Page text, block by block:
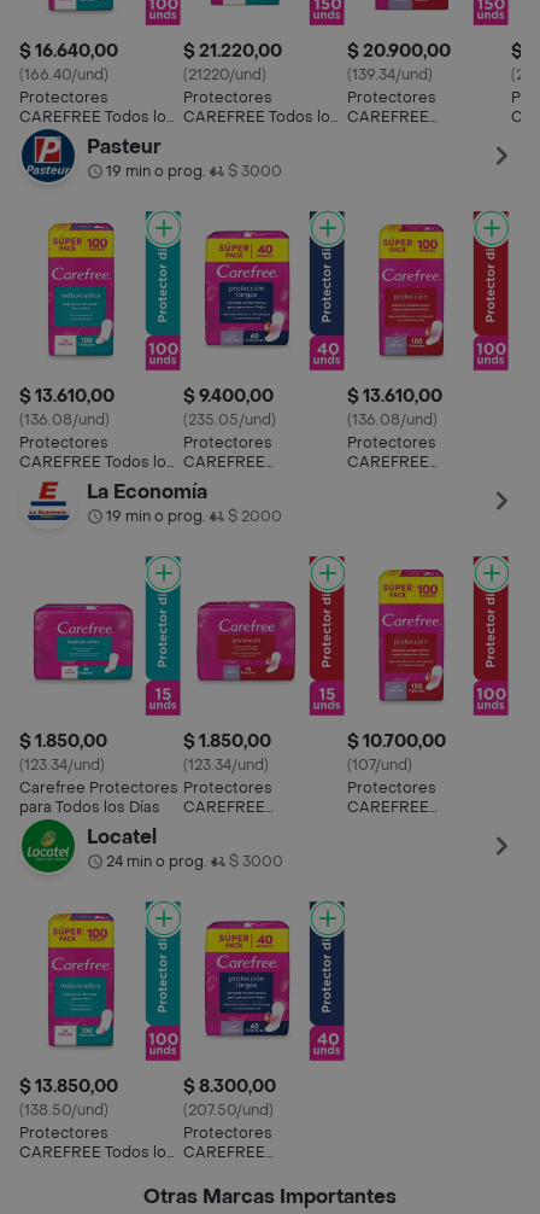
$ 16.640,00
(166.40/und)
Protectores
CAREFREE Todos los
dias PACK
ECONÓMICO x 100
UND
$ 21.220,00
(21220/und)
Protectores
CAREFREE Todos los
$ 20.900,00
(139.34/und)
Protectores
CAREFREE
$
Pasteur
19 min o prog.• $ 3000
$ 13.610,00
(136.08/und)
Protectores
CAREFREE Todos los
dias PACK
ECONÓMICO x 100
UND
$ 9.400,00
(235.05/und)
Protectores
CAREFREE
Protección Largos 40
UND
$ 13.610,00
(136.08/und)
Protectores
CAREFREE
La Economía
19 min o prog.• $ 2000
$ 1.850,00
(123.34/und)
Carefree Protectores
para Todos los Días
$ 1.850,00
(123.34/und)
Protectores
CAREFREE
$ 10.700,00
(107/und)
Protectores
CAREFREE
Locatel
24 min o prog.• $ 3000
$ 13.850,00
(138.50/und)
Protectores
CAREFREE Todos los
ECONÓMICO x 100
$ 8.300,00
(207.50/und)
Protectores
CAREFREE
UND
Otras Marcas Importantes